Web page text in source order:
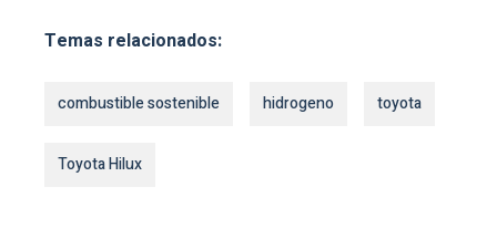
Temas relacionados:
combustible sostenible hidrogeno toyota
Toyota Hilux